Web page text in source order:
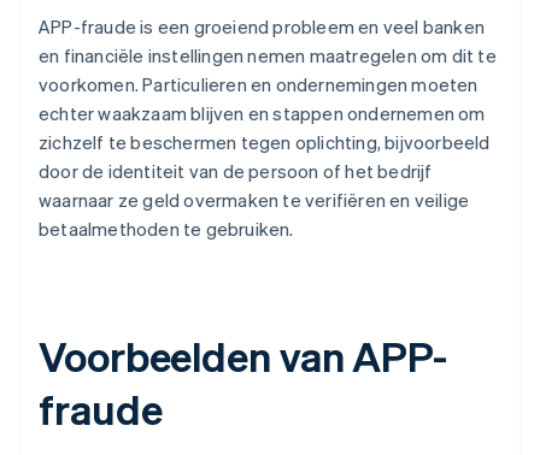
APP-fraude is een groeiend probleem en veel banken
en financiële instellingen nemen maatregelen om dit te
voorkomen. Particulieren en ondernemingen moeten
echter waakzaam blijven en stappen ondernemen om
zichzelf te beschermen tegen oplichting, bijvoorbeeld
door de identiteit van de persoon of het bedrijf
waarnaar ze geld overmaken te verifiëren en veilige
betaalmethoden te gebruiken.
Voorbeelden van APP-
fraude